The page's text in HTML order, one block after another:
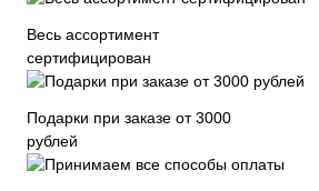
Весь ассортимент
сертифицирован
Подарки при заказе от 3000
рублей